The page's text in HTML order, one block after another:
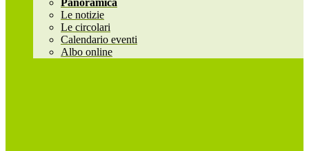
Panoramica
Le notizie
Le circolari
Calendario eventi
Albo online